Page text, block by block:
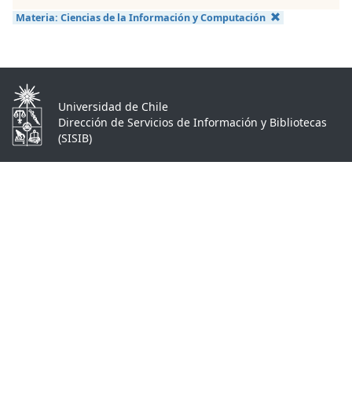
Materia: Ciencias de la Información y Computación
Universidad de Chile
Dirección de Servicios de Información y Bibliotecas
(SISIB)